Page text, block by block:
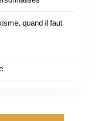
quand il faut